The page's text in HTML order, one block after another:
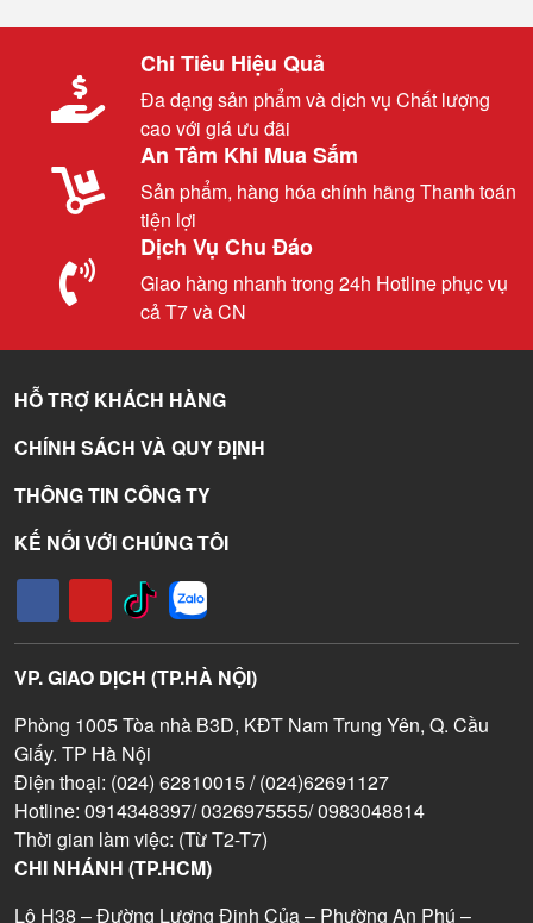
Chi Tiêu Hiệu Quả
Đa dạng sản phẩm và dịch vụ Chất lượng
cao với giá ưu đãi
An Tâm Khi Mua Sắm
Sản phẩm, hàng hóa chính hãng Thanh toán
tiện lợi
Dịch Vụ Chu Đáo
Giao hàng nhanh trong 24h Hotline phục vụ
cả T7 và CN
HỖ TRỢ KHÁCH HÀNG
CHÍNH SÁCH VÀ QUY ĐỊNH
THÔNG TIN CÔNG TY
KẾ NỐI VỚI CHÚNG TÔI
VP. GIAO DỊCH (TP.HÀ NỘI)
Phòng 1005 Tòa nhà B3D, KĐT Nam Trung Yên, Q. Cầu
Giấy. TP Hà Nội
Điện thoại: (024) 62810015 / (024)62691127
Hotline: 0914348397/ 0326975555/ 0983048814
Thời gian làm việc: (Từ T2-T7)
CHI NHÁNH (TP.HCM)
Lô H38 – Đường Lương Định Của – Phường An Phú –